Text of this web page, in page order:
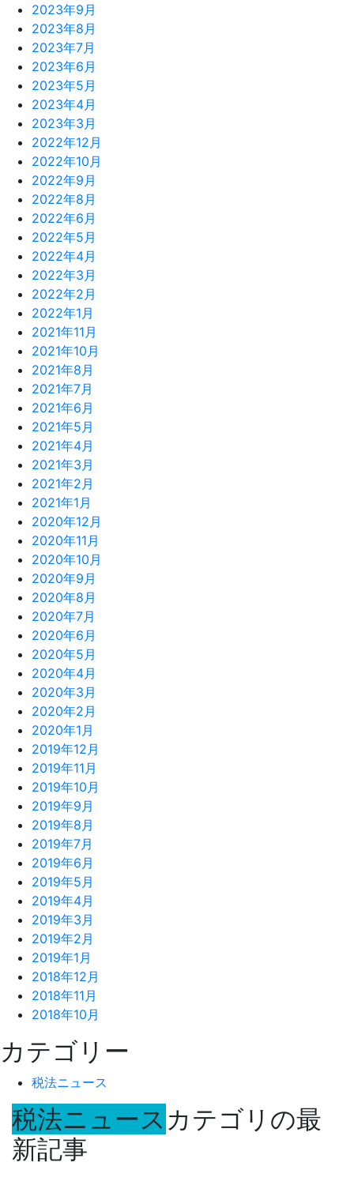
2023年9月
2023年8月
2023年7月
2023年6月
2023年5月
2023年4月
2023年3月
2022年12月
2022年10月
2022年9月
2022年8月
2022年6月
2022年5月
2022年4月
2022年3月
2022年2月
2022年1月
2021年11月
2021年10月
2021年8月
2021年7月
2021年6月
2021年5月
2021年4月
2021年3月
2021年2月
2021年1月
2020年12月
2020年11月
2020年10月
2020年9月
2020年8月
2020年7月
2020年6月
2020年5月
2020年4月
2020年3月
2020年2月
2020年1月
2019年12月
2019年11月
2019年10月
2019年9月
2019年8月
2019年7月
2019年6月
2019年5月
2019年4月
2019年3月
2019年2月
2019年1月
2018年12月
2018年11月
2018年10月
カテゴリー
税法ニュース
税法ニュース カテゴリの最
新記事